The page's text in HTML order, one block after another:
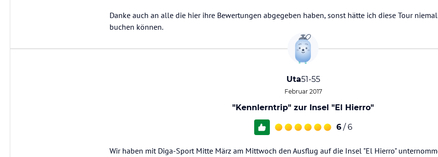
Danke auch an alle die hier ihre Bewertungen abgegeben haben, sonst hätte ich diese Tour
buchen können.
Uta51-55
Februar 2017
"Kennlerntrip" zur Insel "El Hierro"
6 / 6
Wir haben mit Diga-Sport Mitte März am Mittwoch den Ausflug auf die Insel "El Hierro"